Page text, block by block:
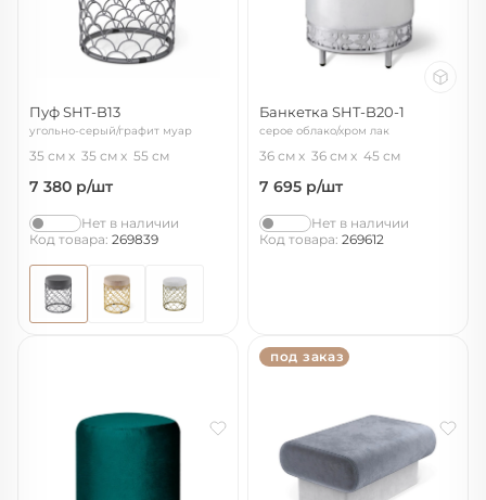
Пуф SHT-B13
угольно-серый/графит муар
35 см 35 см 55 см
7 380 р/шт
Нет в наличии
Код товара: 269839
Банкетка SHT-B20-1
серое облако/хром лак
36 см 36 см 45 см
7 695 р/шт
Нет в наличии
Код товара: 269612
под заказ